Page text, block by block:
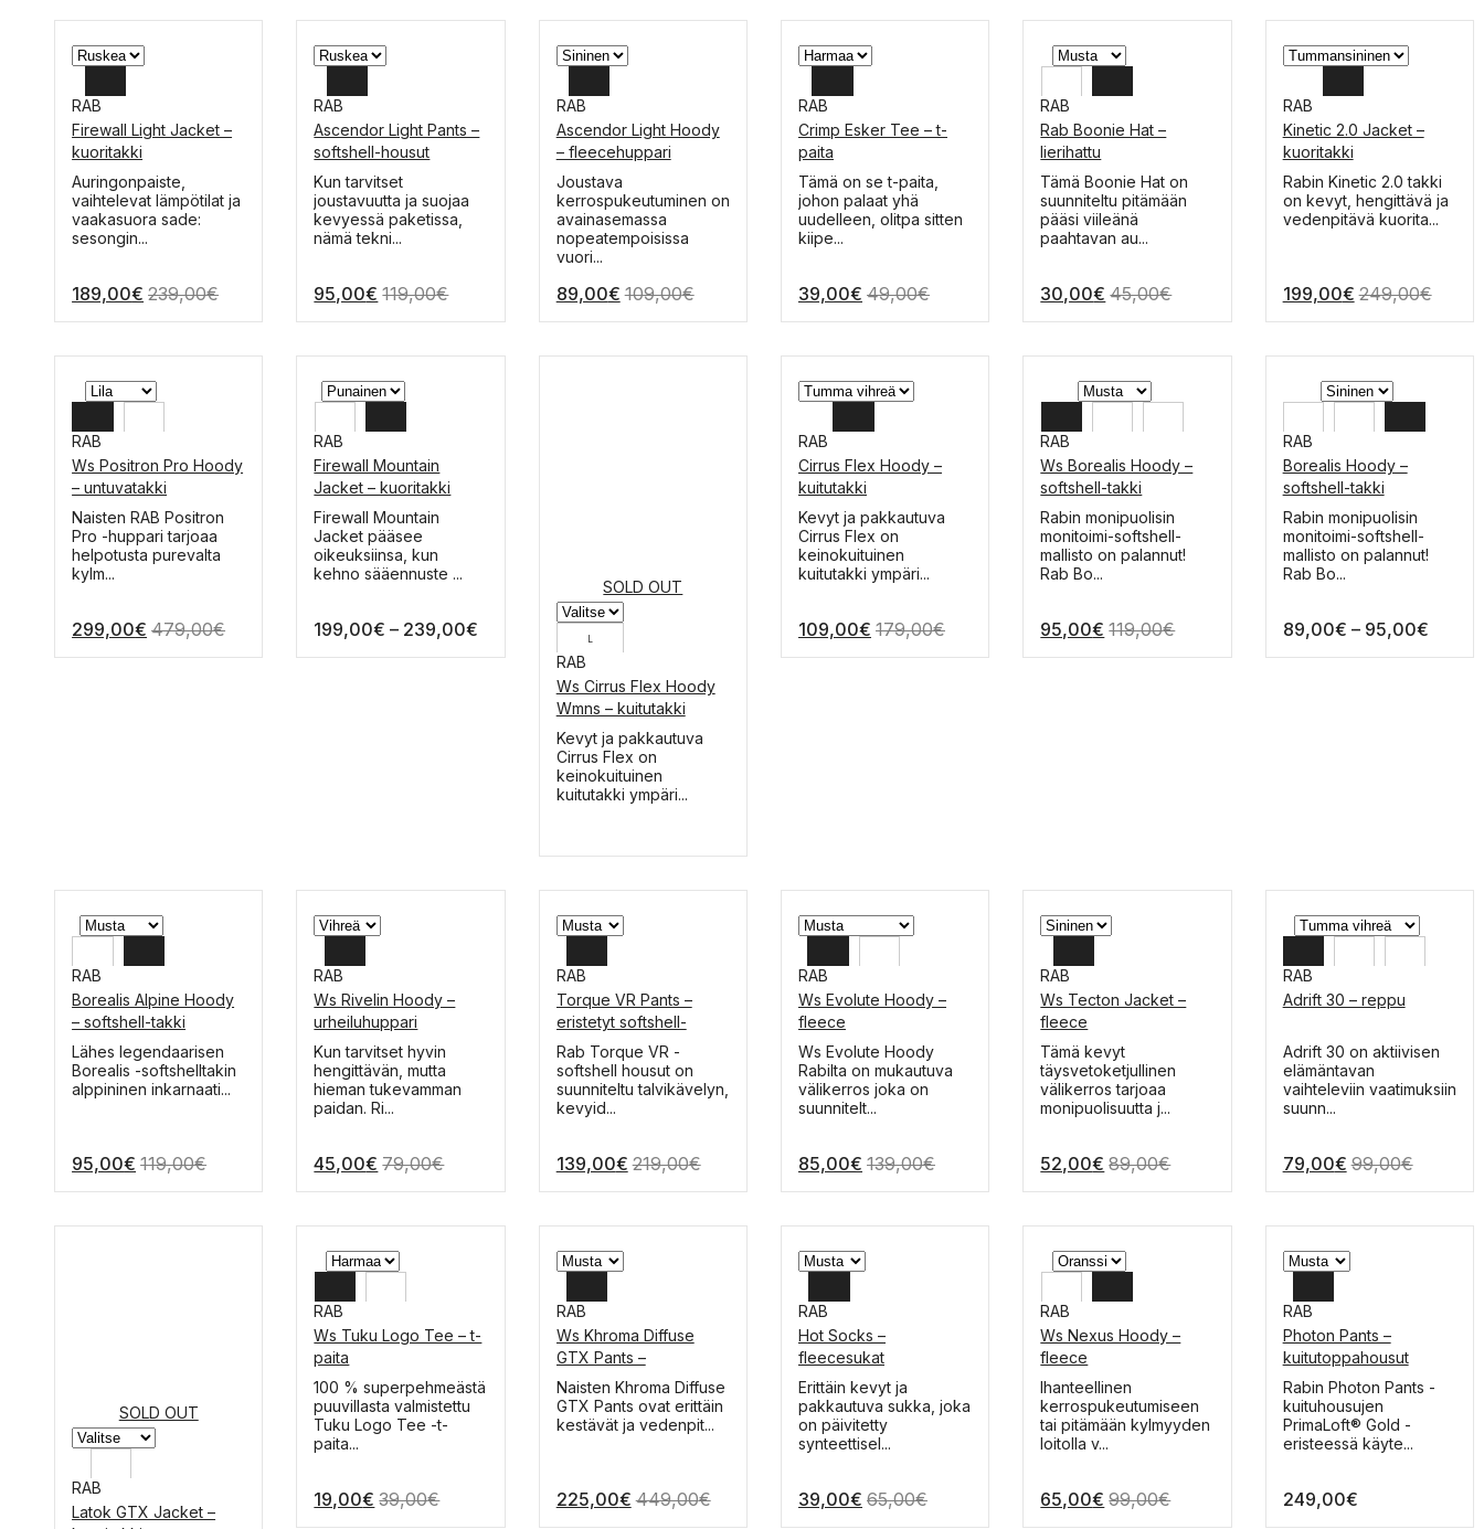
XL
M
RAB
Firewall Light Jacket –
kuoritakki
Auringonpaiste,
vaihtelevat lämpötilat ja
vaakasuora sade:
sesongin...
189,00€ 239,00€
32
36
RAB
Ascendor Light Pants –
softshell-housut
Kun tarvitset
joustavuutta ja suojaa
kevyessä paketissa,
nämä tekni...
95,00€ 119,00€
XL
M
RAB
Ascendor Light Hoody
– fleecehuppari
Joustava
kerrospukeutuminen on
avainasemassa
nopeatempoisissa
vuori...
89,00€ 109,00€
XL
L
M
RAB
Crimp Esker Tee – t-
paita
Tällä
tuotteella
on
useampi
tehdä
Tämä on se t-paita,
johon palaat yhä
uudelleen, olitpa sitten
kiipe...
39,00€ 49,00€
M-L
S-M
RAB
Rab Boonie Hat –
lierihattu
Tämä Boonie Hat on
suunniteltu pitämään
pääsi viileänä
paahtavan au...
30,00€ 45,00€
XXL
XL
L
RAB
Kinetic 2.0 Jacket –
kuoritakki
Rabin Kinetic 2.0 takki
on kevyt, hengittävä ja
vedenpitävä kuorita...
199,00€ 249,00€
L
S
RAB
Ws Positron Pro Hoody
– untuvatakki
Tällä
tuotteella
on
useampi
tehdä
Naisten RAB Positron
Pro -huppari tarjoaa
helpotusta purevalta
kylm...
299,00€ 479,00€
XL
M
RAB
Firewall Mountain
Jacket – kuoritakki
Tällä
tuotteella
on
useampi
tehdä
Firewall Mountain
Jacket pääsee
oikeuksiinsa, kun
kehno sääennuste ...
199,00€ – 239,00€ Hintaluokka:
SOLD OUT
L
S
RAB
Ws Cirrus Flex Hoody
Wmns – kuitutakki
Tällä
tuotteella
on
useampi
tuotteen
Kevyt ja pakkautuva
Cirrus Flex on
keinokuituinen
kuitutakki ympäri...
XL
M
RAB
Cirrus Flex Hoody –
kuitutakki
Tällä
tuotteella
on
useampi
tehdä
Kevyt ja pakkautuva
Cirrus Flex on
keinokuituinen
kuitutakki ympäri...
109,00€ 179,00€
L
S
RAB
Ws Borealis Hoody –
softshell-takki
Tällä
tuotteella
on
useampi
tehdä
Rabin monipuolisin
monitoimi-softshell-
mallisto on palannut!
Rab Bo...
95,00€ 119,00€
XL
M
RAB
Borealis Hoody –
softshell-takki
Tällä
tuotteella
on
useampi
tehdä
Rabin monipuolisin
monitoimi-softshell-
mallisto on palannut!
Rab Bo...
89,00€ – 95,00€
XL
M
RAB
Borealis Alpine Hoody
– softshell-takki
Tällä
tuotteella
on
tehdä
Lähes legendaarisen
Borealis -softshelltakin
alppininen inkarnaati...
95,00€ 119,00€
L
M
S
RAB
Ws Rivelin Hoody –
urheiluhuppari
Tällä
tuotteella
on
useampi
tehdä
Kun tarvitset hyvin
hengittävän, mutta
hieman tukevamman
paidan. Ri...
45,00€ 79,00€
32
34
36
RAB
Torque VR Pants –
eristetyt softshell-
housut
Tällä
tuotteella
on
useampi
tehdä
Rab Torque VR -
softshell housut on
suunniteltu talvikävelyn,
kevyid...
139,00€ 219,00€
L
S
RAB
Ws Evolute Hoody –
fleece
Tällä
tuotteella
on
useampi
tehdä
Ws Evolute Hoody
Rabilta on mukautuva
välikerros joka on
suunnitelt...
85,00€ 139,00€
L
M
S
RAB
Ws Tecton Jacket –
fleece
Tällä
tuotteella
on
useampi
tehdä
Tämä kevyt
täysvetoketjullinen
välikerros tarjoaa
monipuolisuutta j...
52,00€ 89,00€
OS
RAB
Adrift 30 – reppu
Tällä
tuotteella
on
useampi
tehdä
Adrift 30 on aktiivisen
elämäntavan
vaihteleviin vaatimuksiin
suunn...
79,00€ 99,00€
SOLD OUT
XL
RAB
Latok GTX Jacket –
L
M
S
RAB
Ws Tuku Logo Tee – t-
paita
Tällä
tuotteella
on
useampi
tehdä
100 % superpehmeästä
puuvillasta valmistettu
Tuku Logo Tee -t-
paita...
19,00€ 39,00€
L
M
S
RAB
Ws Khroma Diffuse
GTX Pants –
laskukuorihousut
Tällä
tuotteella
on
tehdä
Naisten Khroma Diffuse
GTX Pants ovat erittäin
kestävät ja vedenpit...
225,00€ 449,00€
L
M
S
RAB
Hot Socks –
fleecesukat
Tällä
tuotteella
on
useampi
tehdä
Erittäin kevyt ja
pakkautuva sukka, joka
on päivitetty
synteettisel...
39,00€ 65,00€
L
S
RAB
Ws Nexus Hoody –
fleece
Tällä
tuotteella
on
useampi
tehdä
Ihanteellinen
kerrospukeutumiseen
tai pitämään kylmyyden
loitolla v...
65,00€ 99,00€
XXL
XL
L
M
RAB
Photon Pants –
kuitutoppahousut
Tällä
tuotteella
on
useampi
tehdä
Rabin Photon Pants -
kuituhousujen
PrimaLoft® Gold -
eristeessä käyte...
249,00€